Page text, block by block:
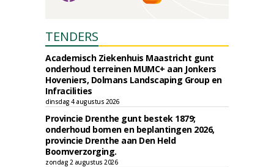
TENDERS
Academisch Ziekenhuis Maastricht gunt
onderhoud terreinen MUMC+ aan Jonkers
Hoveniers, Dolmans Landscaping Group en
Infracilities
dinsdag 4 augustus 2026
Provincie Drenthe gunt bestek 1879;
onderhoud bomen en beplantingen 2026,
provincie Drenthe aan Den Held
Boomverzorging.
zondag 2 augustus 2026